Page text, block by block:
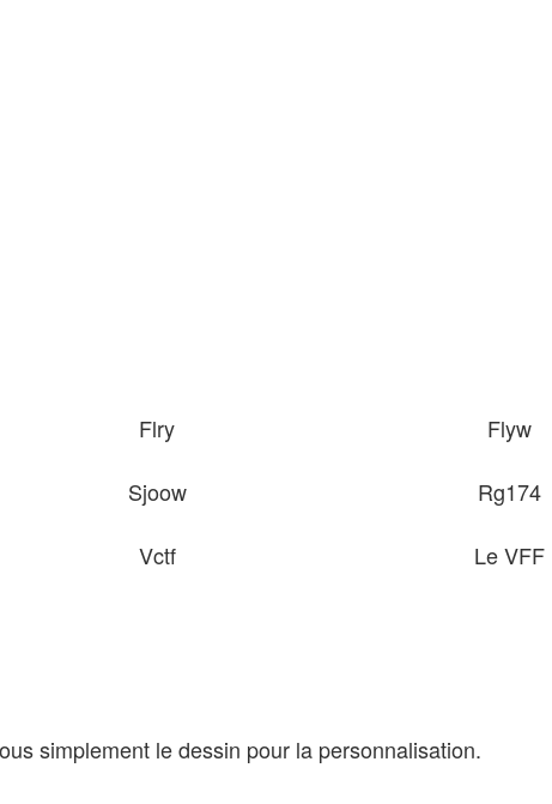
Flry Flyw
Sjoow Rg174
Vctf
Le VFF
simplement le dessin pour la personnalisation.